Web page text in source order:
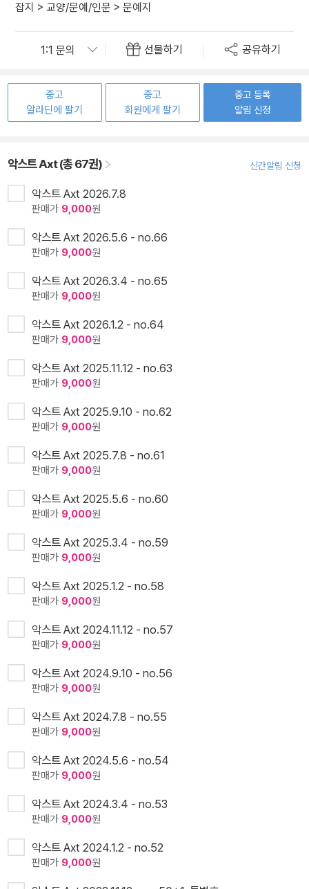
잡지 > 교양/문예/인문 > 문예지
선물하기 공유하기
중고
알라딘에 팔기
중고
회원에게 팔기
중고 등록
알림 신청
악스트 Axt (총 67권) 신간알림 신청
악스트 Axt 2026.7.8
판매가 9,000원
악스트 Axt 2026.5.6 - no.66
판매가 9,000원
악스트 Axt 2026.3.4 - no.65
판매가 9,000원
악스트 Axt 2026.1.2 - no.64
판매가 9,000원
악스트 Axt 2025.11.12 - no.63
판매가 9,000원
악스트 Axt 2025.9.10 - no.62
판매가 9,000원
악스트 Axt 2025.7.8 - no.61
판매가 9,000원
악스트 Axt 2025.5.6 - no.60
판매가 9,000원
악스트 Axt 2025.3.4 - no.59
판매가 9,000원
악스트 Axt 2025.1.2 - no.58
판매가 9,000원
악스트 Axt 2024.11.12 - no.57
판매가 9,000원
악스트 Axt 2024.9.10 - no.56
판매가 9,000원
악스트 Axt 2024.7.8 - no.55
판매가 9,000원
악스트 Axt 2024.5.6 - no.54
판매가 9,000원
악스트 Axt 2024.3.4 - no.53
판매가 9,000원
악스트 Axt 2024.1.2 - no.52
판매가 9,000원